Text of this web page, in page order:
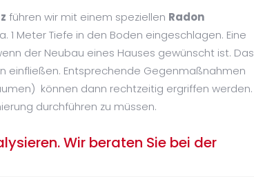
führen wir mit einem speziellen Radon
1 Meter Tiefe in den Boden eingeschlagen. Eine
der Neubau eines Hauses gewünscht ist. Das
einfließen. Entsprechende Gegenmaßnahmen
können dann rechtzeitig ergriffen werden.
durchführen zu müssen.
Wir beraten Sie bei der